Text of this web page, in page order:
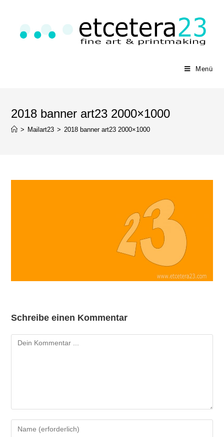
Menü
2018 banner art23 2000×1000
> Mailart23 > 2018 banner art23 2000×1000
Schreibe einen Kommentar